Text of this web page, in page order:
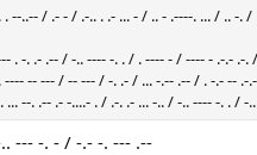
--..-- / .- - / .-.. . .- ... - / .. - .----. ... / .. -. /
. -. .- .-- / -.. ---- -. . / . ---- - / ---- - .-.-
-- --- / -- --- / -. .- / ... -.-- .-- / . -.- --
--. .-- .- -....- . / .-. .- ... -.. / -.. ---- -. . /
--- -. - / -.- -. --- .--